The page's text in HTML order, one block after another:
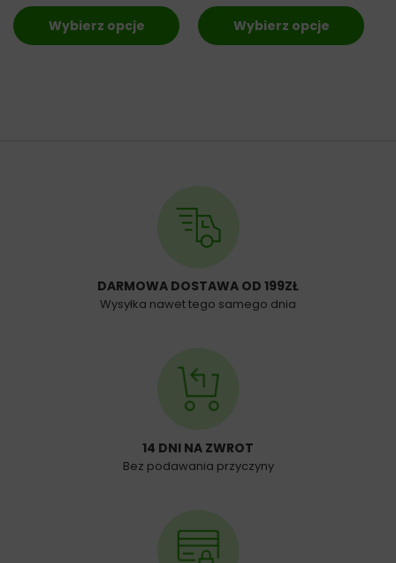
Wybierz opcje Wybierz opcje
DARMOWA DOSTAWA OD 199ZŁ
Wysyłka nawet tego samego dnia
14 DNI NA ZWROT
Bez podawania przyczyny